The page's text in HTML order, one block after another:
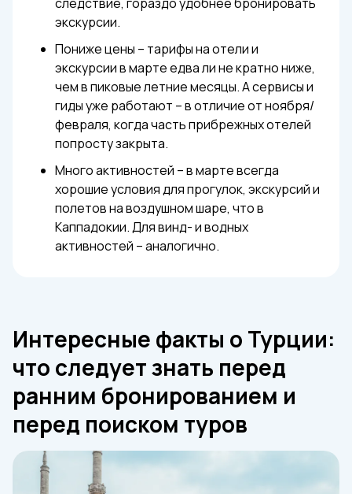
экскурсии.
Пониже цены – тарифы на отели и
экскурсии в марте едва ли не кратно ниже,
чем в пиковые летние месяцы. А сервисы и
гиды уже работают – в отличие от ноября/
февраля, когда часть прибрежных отелей
попросту закрыта.
Много активностей – в марте всегда
хорошие условия для прогулок, экскурсий и
полетов на воздушном шаре, что в
Каппадокии. Для винд- и водных
активностей – аналогично.
Интересные факты о Турции:
что следует знать перед
ранним бронированием и
перед поиском туров